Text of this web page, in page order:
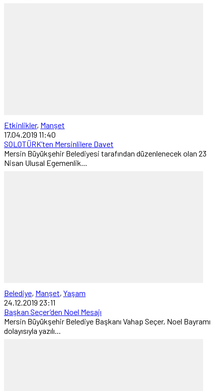
Etkinlikler, Manşet
17.04.2019 11:40
SOLOTÜRK’ten Mersinlilere Davet
Mersin Büyükşehir Belediyesi tarafından düzenlenecek olan 23
Nisan Ulusal Egemenlik...
Belediye, Manşet, Yaşam
24.12.2019 23:11
Başkan Seçer’den Noel Mesajı
Mersin Büyükşehir Belediye Başkanı Vahap Seçer, Noel Bayramı
dolayısıyla yazılı...